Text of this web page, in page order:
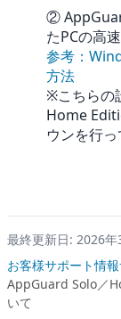
②
たPCの高
参考：
方法
※こちらの
Home
ウンを行っ
最終更新日: 2026年
お客様サポート情報
AppGuard Solo／
いて